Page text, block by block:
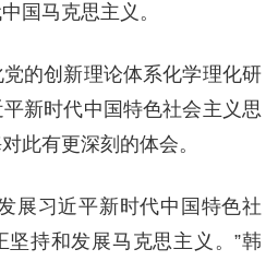
国马克思主义。
的创新理论体系化学理化研
新时代中国特色社会主义思
此有更深刻的体会。
展习近平新时代中国特色社
持和发展马克思主义。”韩